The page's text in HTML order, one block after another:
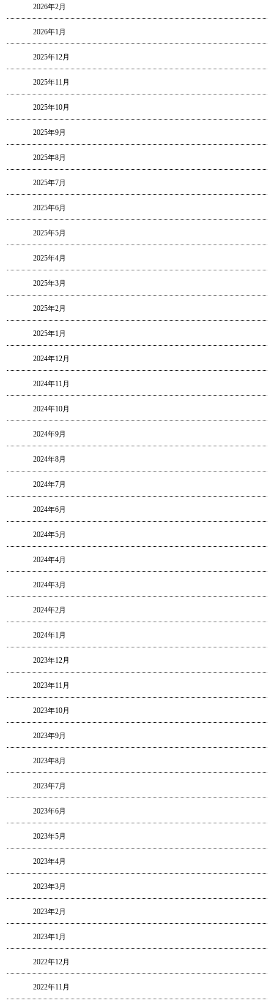
2026年2月
2026年1月
2025年12月
2025年11月
2025年10月
2025年9月
2025年8月
2025年7月
2025年6月
2025年5月
2025年4月
2025年3月
2025年2月
2025年1月
2024年12月
2024年11月
2024年10月
2024年9月
2024年8月
2024年7月
2024年6月
2024年5月
2024年4月
2024年3月
2024年2月
2024年1月
2023年12月
2023年11月
2023年10月
2023年9月
2023年8月
2023年7月
2023年6月
2023年5月
2023年4月
2023年3月
2023年2月
2023年1月
2022年12月
2022年11月